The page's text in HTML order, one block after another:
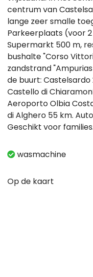
centrum van
lange zeer smalle
Parkeerplaats (voor
Supermarkt 500 m,
bushalte "Corso
zandstrand
de buurt: Castelsardo
Castello di
Aeroporto Olbia
di Alghero 55 km.
Geschikt voor families.
wasmachine
Op de kaart